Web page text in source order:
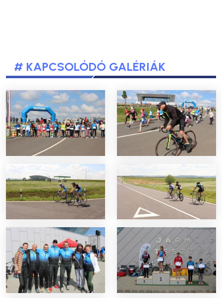
# KAPCSOLÓDÓ GALÉRIÁK